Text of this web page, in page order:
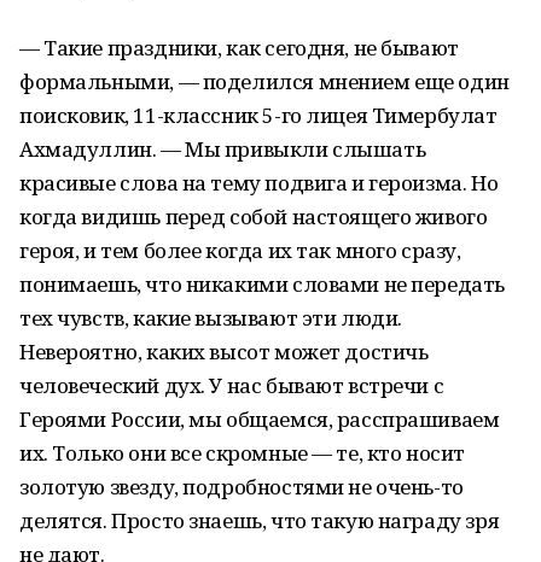
— Такие праздники, как сегодня, не бывают
формальными, — поделился мнением еще один
поисковик, 11-классник 5-го лицея Тимербулат
Ахмадуллин. — Мы привыкли слышать
красивые слова на тему подвига и героизма. Но
когда видишь перед собой настоящего живого
героя, и тем более когда их так много сразу,
понимаешь, что никакими словами не передать
тех чувств, какие вызывают эти люди.
Невероятно, каких высот может достичь
человеческий дух. У нас бывают встречи с
Героями России, мы общаемся, расспрашиваем
их. Только они все скромные — те, кто носит
золотую звезду, подробностями не очень-то
делятся. Просто знаешь, что такую награду зря
не дают.